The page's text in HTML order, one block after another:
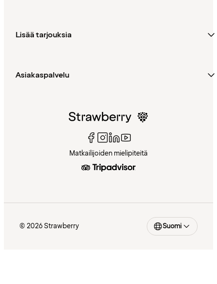
Lisää tarjouksia
Asiakaspalvelu
Matkailijoiden mielipiteitä
© 2026 Strawberry Suomi